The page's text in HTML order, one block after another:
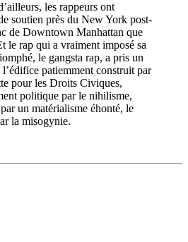
les rappeurs ont
soutien près du New York post-
de Downtown Manhattan que
le rap qui a vraiment imposé sa
le gangsta rap, a pris un
patiemment construit par
pour les Droits Civiques,
politique par le nihilisme,
un matérialisme éhonté, le
la misogynie.